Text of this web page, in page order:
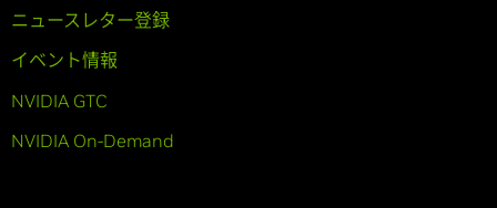
ニュースレター登録
イベント情報
NVIDIA GTC
NVIDIA On-Demand